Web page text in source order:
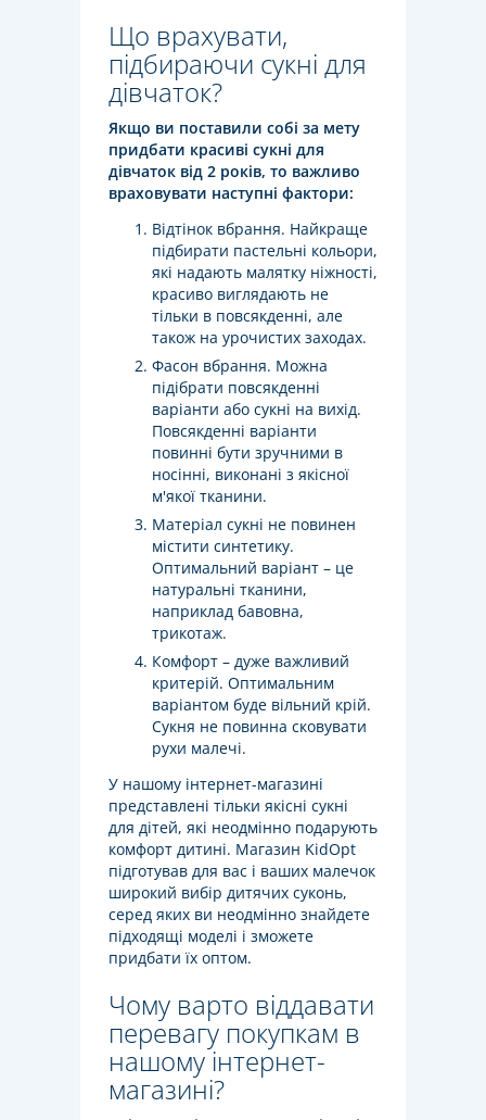
Що врахувати,
підбираючи сукні для
дівчаток?
Якщо ви поставили собі за мету
придбати красиві сукні для
дівчаток від 2 років, то важливо
враховувати наступні фактори:
Відтінок вбрання. Найкраще
підбирати пастельні кольори,
які надають малятку ніжності,
красиво виглядають не
тільки в повсякденні, але
також на урочистих заходах.
Фасон вбрання. Можна
підібрати повсякденні
варіанти або сукні на вихід.
Повсякденні варіанти
повинні бути зручними в
носінні, виконані з якісної
м'якої тканини.
Матеріал сукні не повинен
містити синтетику.
Оптимальний варіант – це
натуральні тканини,
наприклад бавовна,
трикотаж.
Комфорт – дуже важливий
критерій. Оптимальним
варіантом буде вільний крій.
Сукня не повинна сковувати
рухи малечі.
У нашому інтернет-магазині
представлені тільки якісні сукні
для дітей, які неодмінно подарують
комфорт дитині. Магазин KidOpt
підготував для вас і ваших малечок
широкий вибір дитячих суконь,
серед яких ви неодмінно знайдете
підходящі моделі і зможете
придбати їх оптом.
Чому варто віддавати
перевагу покупкам в
нашому інтернет-
магазині?